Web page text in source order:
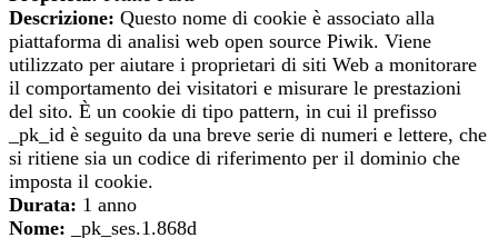
Descrizione: Questo nome di cookie è associato alla
piattaforma di analisi web open source Piwik. Viene
utilizzato per aiutare i proprietari di siti Web a monitorare
il comportamento dei visitatori e misurare le prestazioni
del sito. È un cookie di tipo pattern, in cui il prefisso
_pk_id è seguito da una breve serie di numeri e lettere, che
si ritiene sia un codice di riferimento per il dominio che
imposta il cookie.
Durata: 1 anno
Nome: _pk_ses.1.868d